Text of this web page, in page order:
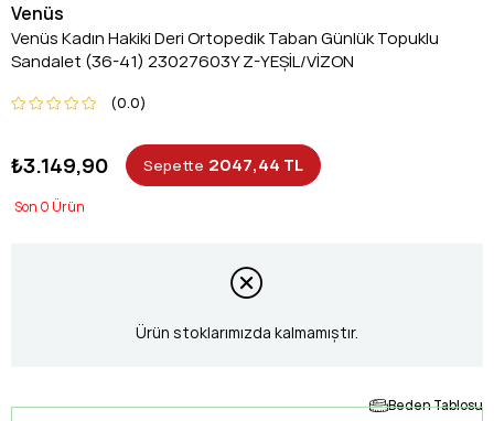
Venüs
Venüs Kadın Hakiki Deri Ortopedik Taban Günlük Topuklu
Sandalet (36-41) 23027603Y Z-YEŞİL/VİZON
0.0
₺3.149,90 Sepette 2047,44 TL
0
Ürün stoklarımızda kalmamıştır.
Beden Tablosu